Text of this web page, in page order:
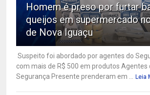
Homem é preso por furtar
queijos em supermercado
de Nova Iguaçu
Suspeito foi abordado por agentes do
com mais de R$ 500 em produtos Agentes
Segurança Presente prenderam em ...
Leia